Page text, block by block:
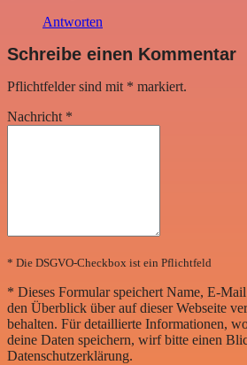
Antworten
Schreibe einen Kommentar
Pflichtfelder sind mit * markiert.
Nachricht *
* Die DSGVO-Checkbox ist ein Pflichtfeld
* Dieses Formular speichert Name, E-
den Überblick über auf dieser Webseite
behalten. Für detaillierte Informationen,
deine Daten speichern, wirf bitte einen
Datenschutzerklärung.